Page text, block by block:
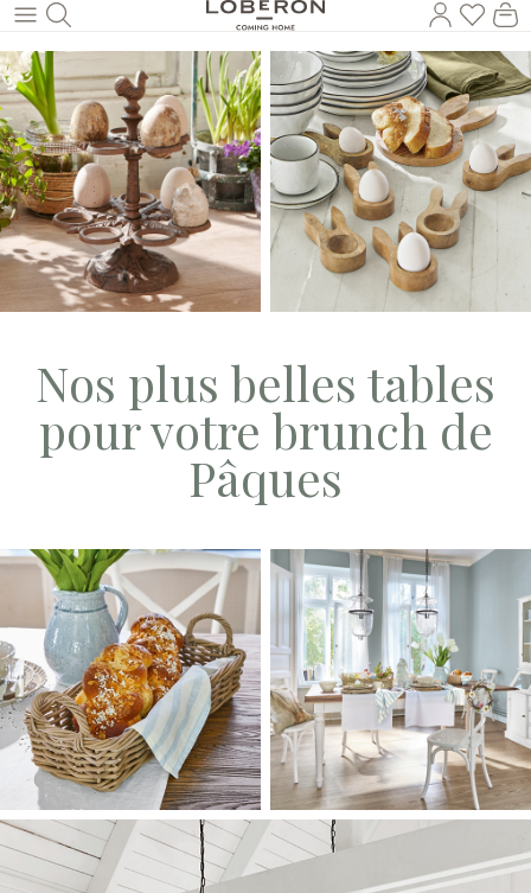
Revenir au contenu principal
Vous
Nos plus belles tables
pour votre brunch de
Pâques